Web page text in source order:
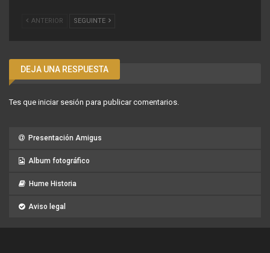
ANTERIOR SEGUINTE
DEJA UNA RESPUESTA
Tes que iniciar sesión para publicar comentarios.
Presentación Amigus
Album fotográfico
Hume Historia
Aviso legal